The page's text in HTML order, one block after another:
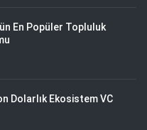
En Popüler Topluluk
Dolarlık Ekosistem VC